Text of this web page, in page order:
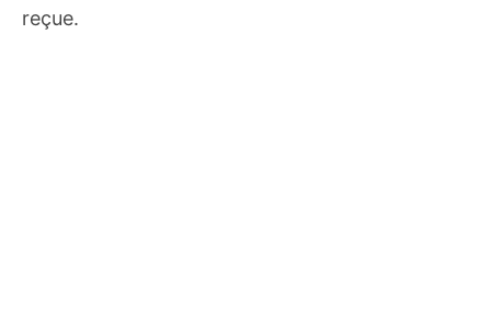
reçue.